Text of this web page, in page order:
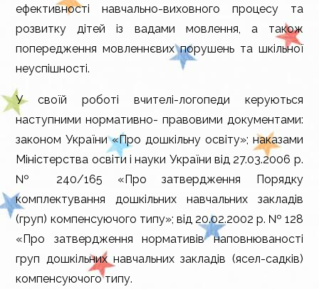
ефективності навчально-виховного процесу та
розвитку дітей із вадами мовлення, а також
попередження мовленнєвих порушень та шкільної
неуспішності.
У своїй роботі вчителі-логопеди керуються
наступними нормативно- правовими документами:
законом України «Про дошкільну освіту»; наказами
Міністерства освіти і науки України від 27.03.2006 р.
№ 240/165 «Про затвердження Порядку
комплектування дошкільних навчальних закладів
(груп) компенсуючого типу»; від 20.02.2002 р. № 128
«Про затвердження нормативів наповнюваності
груп дошкільних навчальних закладів (ясел-садків)
компенсуючого типу.